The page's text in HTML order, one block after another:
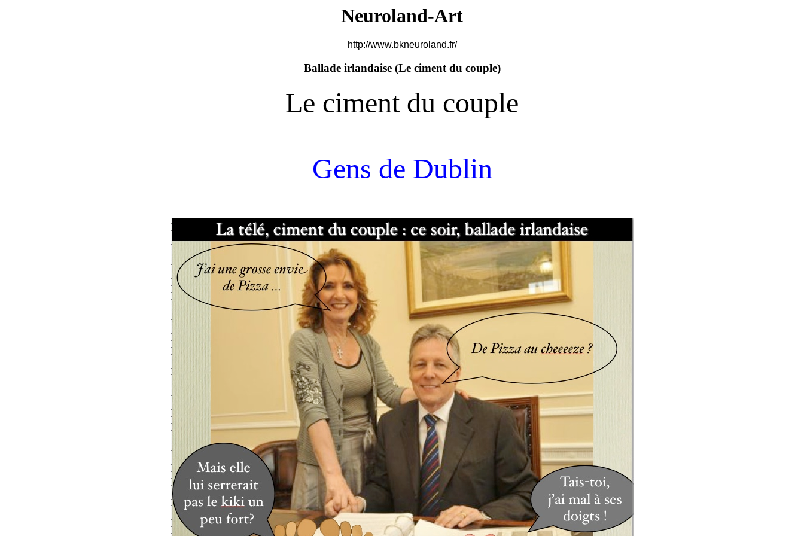
Neuroland-Art
http://www.bkneuroland.fr/
Ballade irlandaise (Le ciment du couple)
Le ciment du couple
Gens de Dublin